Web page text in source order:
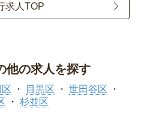
求人TOP
他の求人を探す
目黒区
世田谷区
杉並区